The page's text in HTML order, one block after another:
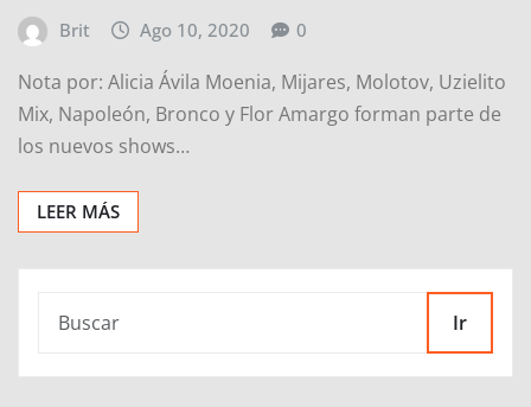
Brit Ago 10, 2020 0
Nota por: Alicia Ávila Moenia, Mijares, Molotov, Uzielito
Mix, Napoleón, Bronco y Flor Amargo forman parte de
los nuevos shows…
LEER MÁS
Ir